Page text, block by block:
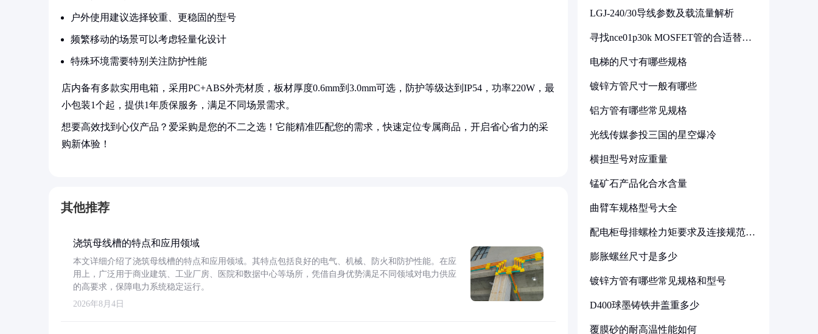
户外使用建议选择较重、更稳固的型号
频繁移动的场景可以考虑轻量化设计
特殊环境需要特别关注防护性能
店内备有多款实用电箱，采用PC+ABS外壳材质，板材厚度0.6mm到3.0mm可选，防护等级达到IP54，功率220W，最
小包装1个起，提供1年质保服务，满足不同场景需求。
想要高效找到心仪产品？爱采购是您的不二之选！它能精准匹配您的需求，快速定位专属商品，开启省心省力的采
购新体验！
其他推荐
浇筑母线槽的特点和应用领域
本文详细介绍了浇筑母线槽的特点和应用领域。其特点包括良好的电气、机械、防火和防护性能。在应
用上，广泛用于商业建筑、工业厂房、医院和数据中心等场所，凭借自身优势满足不同领域对电力供应
的高要求，保障电力系统稳定运行。
2026年8月4日
LGJ-240/30导线参数及载流量解析
寻找nce01p30k MOSFET管的合适替代
电梯的尺寸有哪些规格
镀锌方管尺寸一般有哪些
铝方管有哪些常见规格
光线传媒参投三国的星空爆冷
横担型号对应重量
锰矿石产品化合水含量
曲臂车规格型号大全
配电柜母排螺栓力矩要求及连接规范详
膨胀螺丝尺寸是多少
镀锌方管有哪些常见规格和型号
D400球墨铸铁井盖重多少
覆膜砂的耐高温性能如何